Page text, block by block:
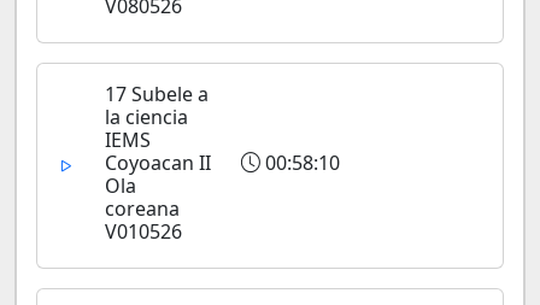
V080526
17 Subele a
la ciencia
IEMS
Coyoacan II
Ola
coreana
V010526
00:58:10